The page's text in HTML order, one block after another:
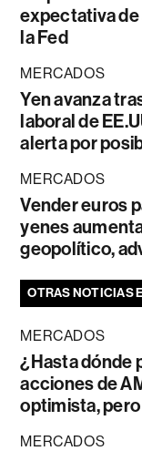
expectativa de
la Fed
MERCADOS
Yen avanza
laboral de
alerta por
MERCADOS
Vender euros
yenes
geopolítico,
OTRAS NOTICIAS
MERCADOS
¿Hasta dónde
acciones de
optimista,
MERCADOS